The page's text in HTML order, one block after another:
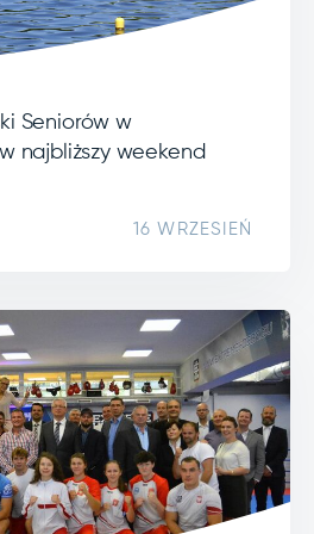
Seniorów w
najbliższy weekend
16 WRZESIEŃ